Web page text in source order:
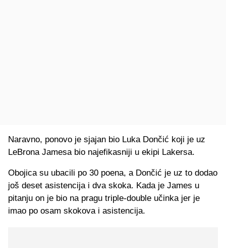
Naravno, ponovo je sjajan bio Luka Dončić koji je uz
LeBrona Jamesa bio najefikasniji u ekipi Lakersa.
Obojica su ubacili po 30 poena, a Dončić je uz to dodao
još deset asistencija i dva skoka. Kada je James u
pitanju on je bio na pragu triple-double učinka jer je
imao po osam skokova i asistencija.